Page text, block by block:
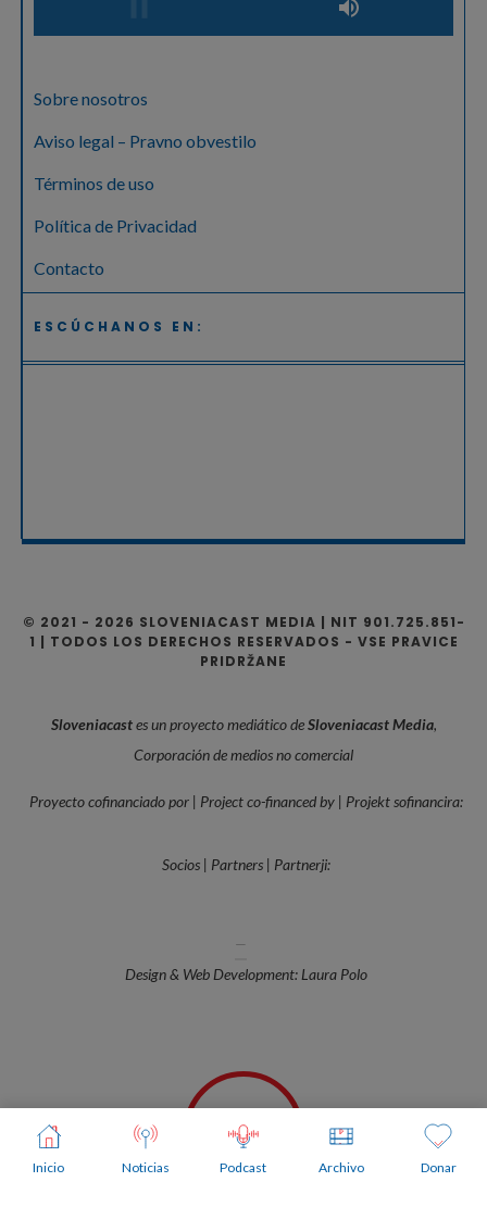
Sobre nosotros
Aviso legal – Pravno obvestilo
Términos de uso
Política de Privacidad
Contacto
ESCÚCHANOS EN:
© 2021 - 2026 SLOVENIACAST MEDIA | NIT 901.725.851-
1 | TODOS LOS DERECHOS RESERVADOS - VSE PRAVICE
PRIDRŽANE
Sloveniacastes un proyecto mediático deSloveniacast Media,
Corporación de medios no comercial
Proyecto cofinanciado por | Project co-financed by | Projekt sofinancira:
Socios | Partners | Partnerji:
—
Design & Web Development: Laura Polo
Inicio Noticias Podcast Archivo Donar